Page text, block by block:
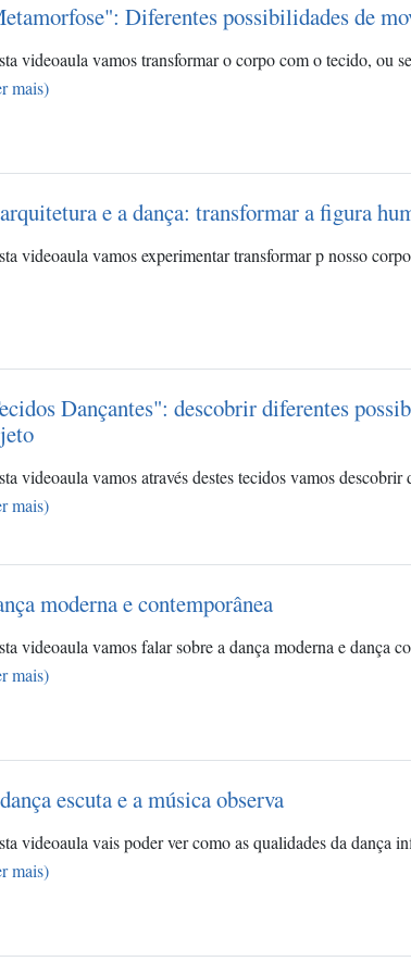
Diferentes possibilidades de
videoaula vamos transformar o corpo com o tecido, ou
mais)
e a dança: transformar a figura
videoaula vamos experimentar transformar p nosso
Dançantes": descobrir diferentes
videoaula vamos através destes tecidos vamos
mais)
moderna e contemporânea
videoaula vamos falar sobre a dança moderna e dança
mais)
escuta e a música observa
videoaula vais poder ver como as qualidades da dança
mais)